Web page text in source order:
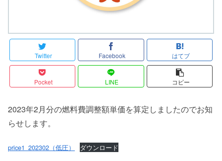
Twitter Facebook はてブ
Pocket LINE コピー
2023年2月分の燃料費調整額単価を算定しましたのでお知
らせします。
price1_202302（低圧） ダウンロード